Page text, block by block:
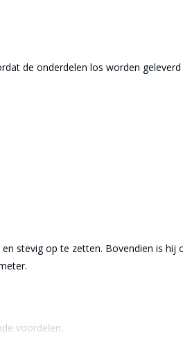
de onderdelen los worden
stevig op te zetten. Bovendien is hij
voordelen: